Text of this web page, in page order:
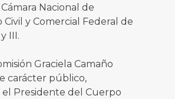
Nacional de
Civil y Comercial Federal de
III.
Graciela Camaño
carácter público,
Presidente del Cuerpo